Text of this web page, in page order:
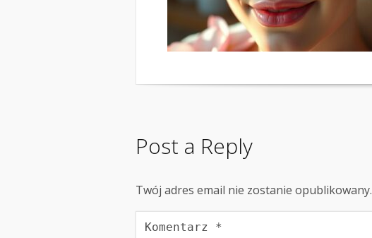
Post a Reply
Twój adres email nie zostanie opublikowany.